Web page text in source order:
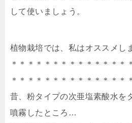
して使いましょう。
植物栽培では、私はオススメし
＊＊＊＊＊＊＊＊＊＊＊＊＊＊
＊＊＊＊＊＊＊＊＊＊＊＊＊＊
昔、粉タイプの次亜塩素酸水を
噴霧したところ…